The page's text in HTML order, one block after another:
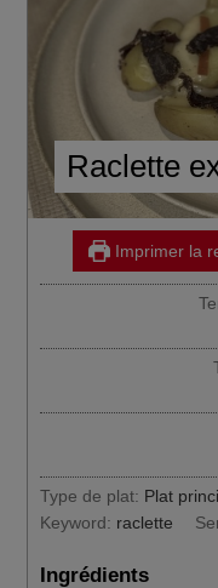
Raclette
Imprimer la
Type de plat: Plat
Keyword: raclette
Ingrédients